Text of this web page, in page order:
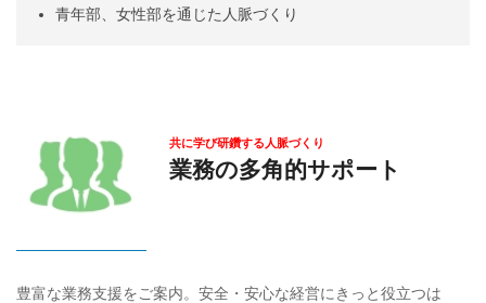
青年部、女性部を通じた人脈づくり
共に学び研鑽する人脈づくり
業務の多角的サポート
豊富な業務支援をご案内。安全・安心な経営にきっと役立つは